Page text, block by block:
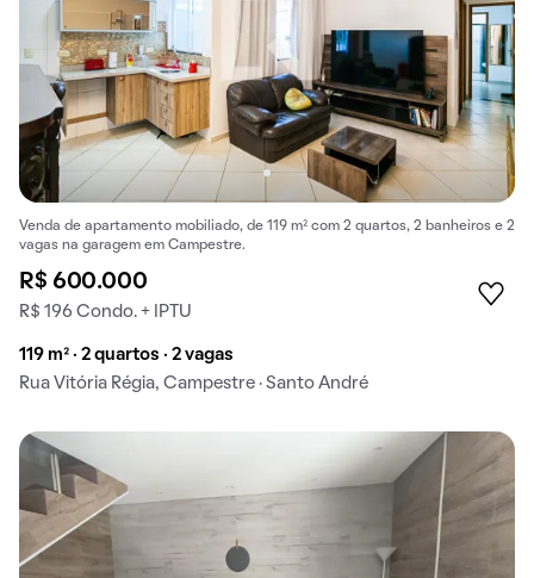
Venda de apartamento mobiliado, de 119 m² com 2 quartos, 2 banheiros e 2
vagas na garagem em Campestre.
R$ 600.000
R$ 196 Condo. + IPTU
119 m² · 2 quartos · 2 vagas
Rua Vitória Régia, Campestre · Santo André